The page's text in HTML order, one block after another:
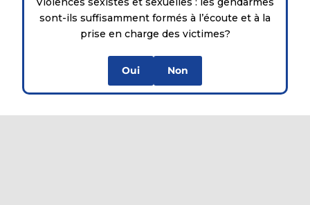
sont-ils suffisamment formés à l’écoute et à la
prise en charge des victimes?
Oui Non